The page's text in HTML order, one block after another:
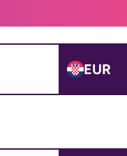
EUR